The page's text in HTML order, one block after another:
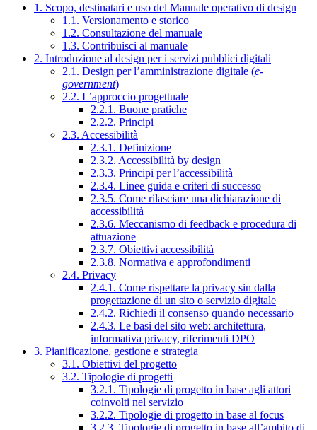
1. Scopo, destinatari e uso del Manuale operativo di design
1.1. Versionamento e storico
1.2. Consultazione del manuale
1.3. Contribuisci al manuale
2. Introduzione al design per i servizi pubblici digitali
2.1. Design per l’amministrazione digitale (e-
government)
2.2. L’approccio progettuale
2.2.1. Buone pratiche
2.2.2. Principi
2.3. Accessibilità
2.3.1. Definizione
2.3.2. Accessibilità by design
2.3.3. Principi per l’accessibilità
2.3.4. Linee guida e criteri di successo
2.3.5. Come rilasciare una dichiarazione di
accessibilità
2.3.6. Meccanismo di feedback e procedura di
attuazione
2.3.7. Obiettivi accessibilità
2.3.8. Normativa e approfondimenti
2.4. Privacy
2.4.1. Come rispettare la privacy sin dalla
progettazione di un sito o servizio digitale
2.4.2. Richiedi il consenso quando necessario
2.4.3. Le basi del sito web: architettura,
informativa privacy, riferimenti DPO
3. Pianificazione, gestione e strategia
3.1. Obiettivi del progetto
3.2. Tipologie di progetti
3.2.1. Tipologie di progetto in base agli attori
coinvolti nel servizio
3.2.2. Tipologie di progetto in base al focus
3.2.3. Tipologie di progetto in base all’ambito di